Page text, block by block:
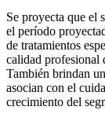
Se proyecta que el
el período
de tratamientos
calidad profesional
También brindan
asocian con el
crecimiento del